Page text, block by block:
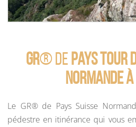
GR® de Pays Tour
Normande
Le GR® de Pays Suisse
pédestre en itinérance qui vous